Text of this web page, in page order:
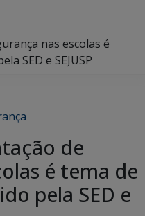
nas escolas é
SED e SEJUSP
de
é tema de
pela SED e